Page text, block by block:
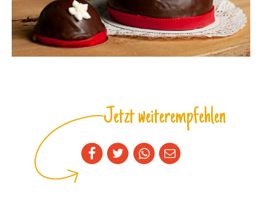
Jetzt weiterempfehlen